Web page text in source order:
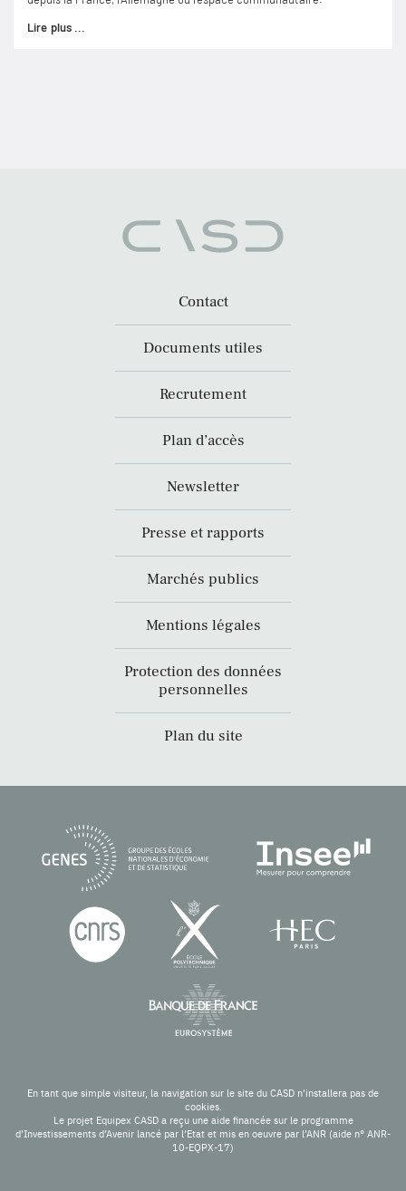
Lire plus ...
Contact
Documents utiles
Recrutement
Plan d’accès
Newsletter
Presse et rapports
Marchés publics
Mentions légales
Protection des données
personnelles
Plan du site
En tant que simple visiteur, la navigation sur le site du CASD n'installera pas de
cookies.
Le projet Equipex CASD a reçu une aide financée sur le programme
d’Investissements d’Avenir lancé par l’Etat et mis en oeuvre par l’ANR (aide n° ANR-
10-EQPX-17)